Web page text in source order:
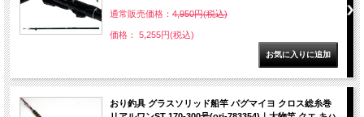
通常販売価格： 4,950円(税込)
価格： 5,255円(税込)
おり釣具 グラスソリッド船竿 パグマイヨ クロス総糸巻